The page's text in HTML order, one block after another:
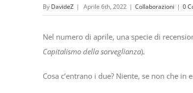
By DavideZ | Aprile 6th, 2022 | Collaborazioni | 0
Nel numero di aprile, una specie di
Capitalismo della sorveglianza).
Cosa c’entrano i due? Niente, se non che